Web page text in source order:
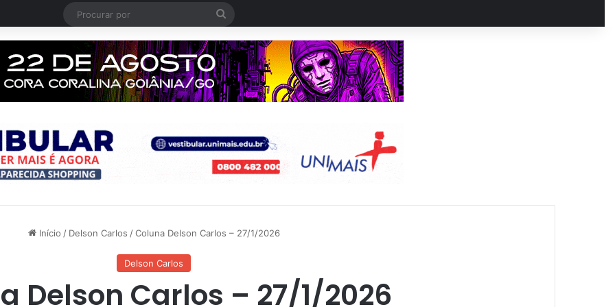
Procurar
por
Início / Delson Carlos / Coluna Delson Carlos – 27/1/2026
Delson Carlos
Delson Carlos – 27/1/2026